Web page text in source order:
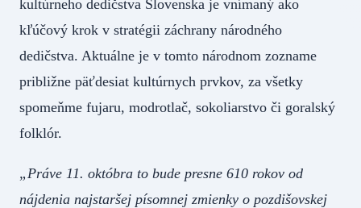
kultúrneho dedičstva Slovenska je vnímaný ako
kľúčový krok v stratégii záchrany národného
dedičstva. Aktuálne je v tomto národnom zozname
približne päťdesiat kultúrnych prvkov, za všetky
spomeňme fujaru, modrotlač, sokoliarstvo či goralský
folklór.
„Práve 11. októbra to bude presne 610 rokov od
nájdenia najstaršej písomnej zmienky o pozdišovskej